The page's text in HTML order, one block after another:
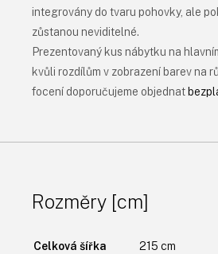
integrovány do tvaru pohovky, ale
zůstanou neviditelné.
Prezentovaný kus nábytku na
kvůli rozdílům v zobrazení barev na
focení doporučujeme objednat
Rozměry [cm]
Celková šířka
215 cm